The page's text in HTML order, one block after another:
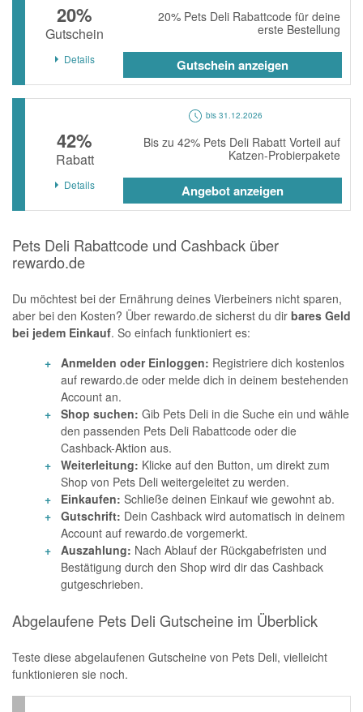
ABOUT YOU
Alle Shops anzeigen
20%
Gutschein
20% Pets Deli Rabattcode für deine
erste Bestellung
Details Gutschein anzeigen
bis 31.12.2026
42%
Rabatt
Bis zu 42% Pets Deli Rabatt Vorteil auf
Katzen-Probierpakete
Details Angebot anzeigen
Pets Deli Rabattcode und Cashback über
rewardo.de
Du möchtest bei der Ernährung deines Vierbeiners nicht sparen,
aber bei den Kosten? Über rewardo.de sicherst du dir bares Geld
bei jedem Einkauf. So einfach funktioniert es:
Anmelden oder Einloggen: Registriere dich kostenlos
auf rewardo.de oder melde dich in deinem bestehenden
Account an.
Shop suchen: Gib Pets Deli in die Suche ein und wähle
den passenden Pets Deli Rabattcode oder die
Cashback-Aktion aus.
Weiterleitung: Klicke auf den Button, um direkt zum
Shop von Pets Deli weitergeleitet zu werden.
Einkaufen: Schließe deinen Einkauf wie gewohnt ab.
Gutschrift: Dein Cashback wird automatisch in deinem
Account auf rewardo.de vorgemerkt.
Auszahlung: Nach Ablauf der Rückgabefristen und
Bestätigung durch den Shop wird dir das Cashback
gutgeschrieben.
Abgelaufene Pets Deli Gutscheine im Überblick
Teste diese abgelaufenen Gutscheine von Pets Deli, vielleicht
funktionieren sie noch.